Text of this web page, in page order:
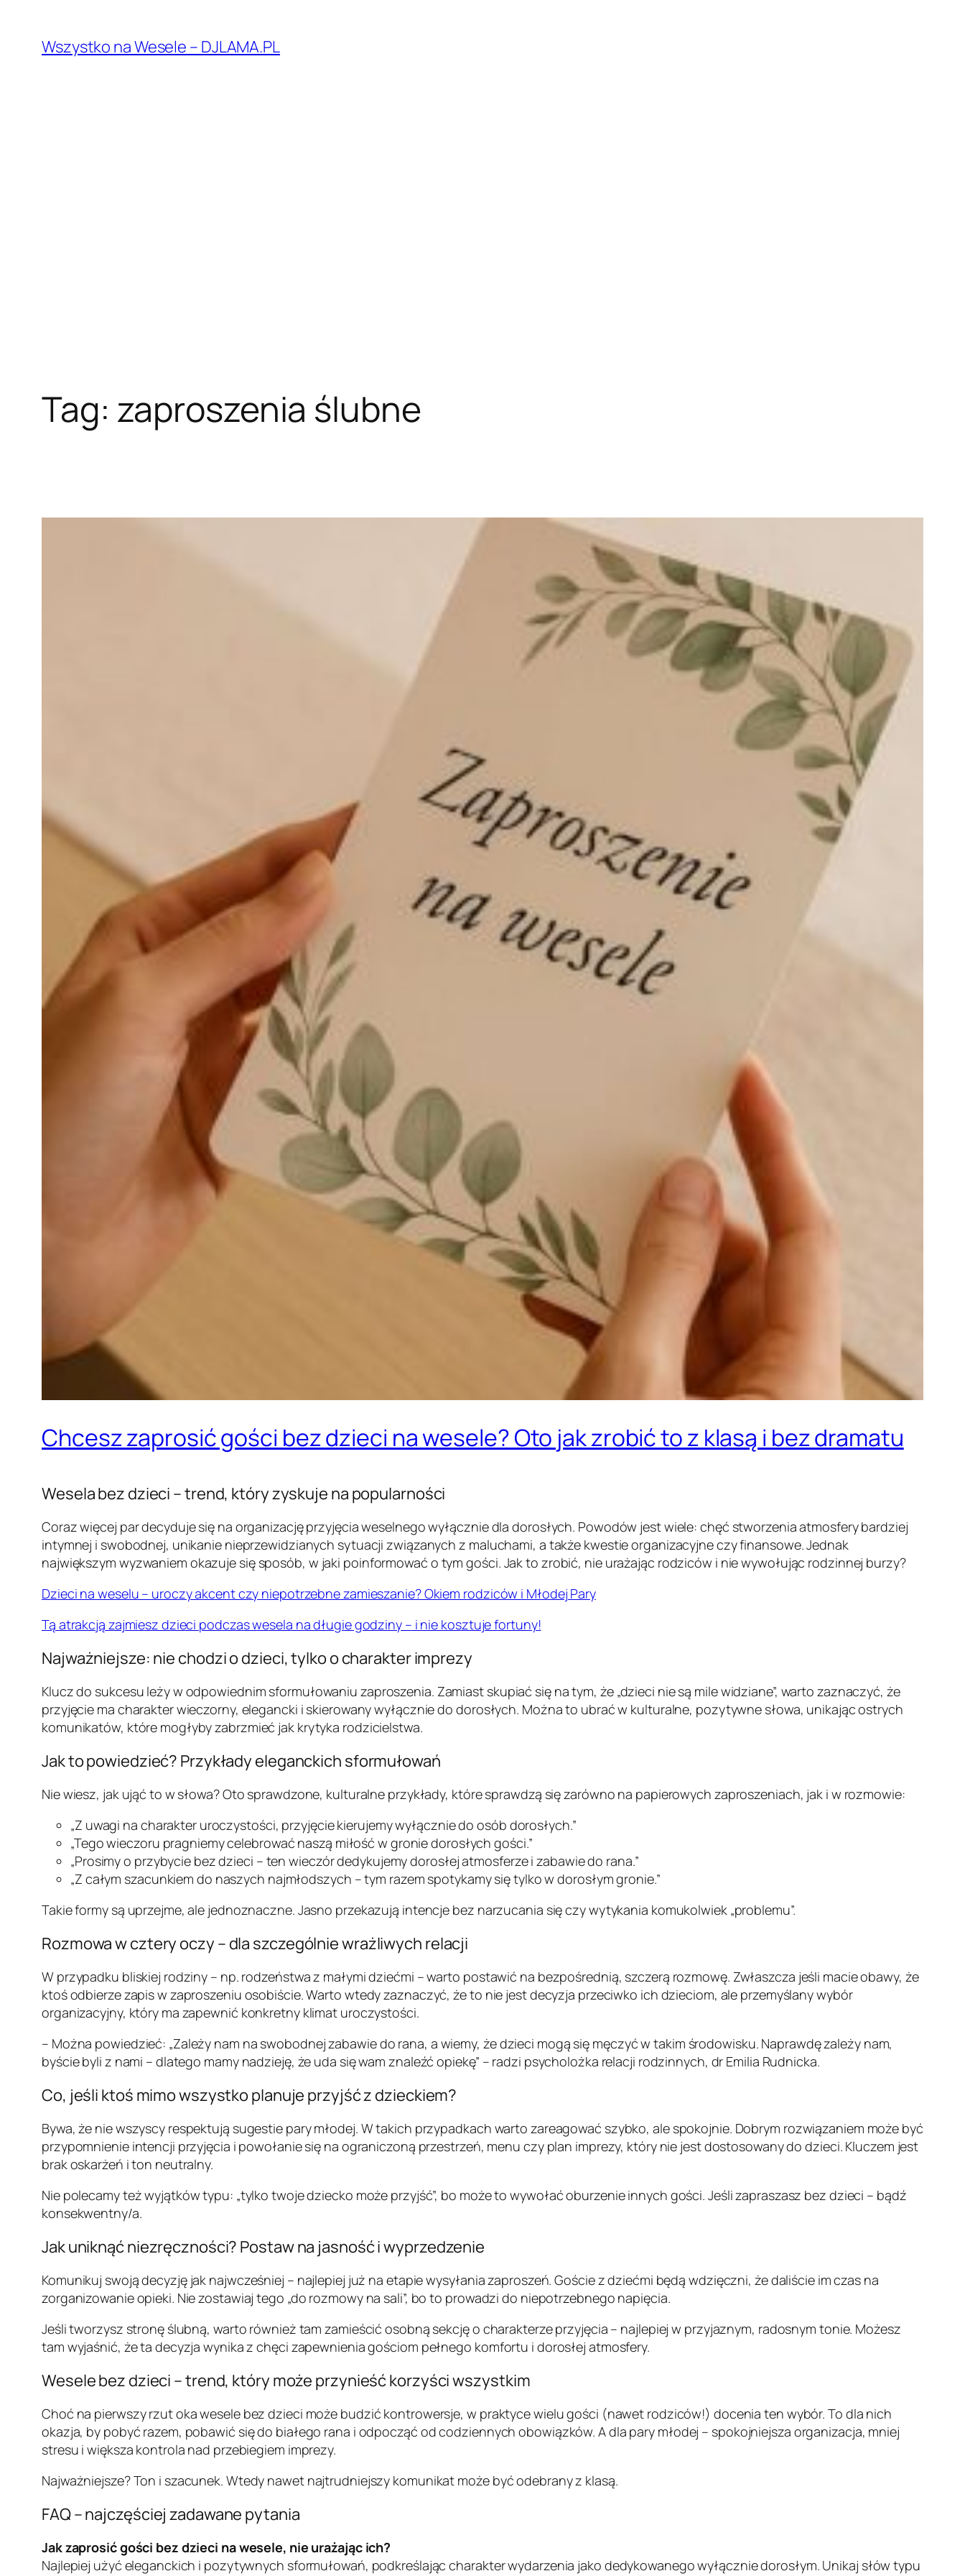
treści
Wszystko na Wesele – DJLAMA.PL
Tag: zaproszenia ślubne
Chcesz zaprosić gości bez dzieci na wesele? Oto jak zrobić to z klasą i bez dramatu
Wesela bez dzieci – trend, który zyskuje na popularności
Coraz więcej par decyduje się na organizację przyjęcia weselnego wyłącznie dla dorosłych. Powodów jest wiele: chęć stworzenia atmosfery bardziej
intymnej i swobodnej, unikanie nieprzewidzianych sytuacji związanych z maluchami, a także kwestie organizacyjne czy finansowe. Jednak
największym wyzwaniem okazuje się sposób, w jaki poinformować o tym gości. Jak to zrobić, nie urażając rodziców i nie wywołując rodzinnej burzy?
Dzieci na weselu – uroczy akcent czy niepotrzebne zamieszanie? Okiem rodziców i Młodej Pary
Tą atrakcją zajmiesz dzieci podczas wesela na długie godziny – i nie kosztuje fortuny!
Najważniejsze: nie chodzi o dzieci, tylko o charakter imprezy
Klucz do sukcesu leży w odpowiednim sformułowaniu zaproszenia. Zamiast skupiać się na tym, że „dzieci nie są mile widziane”, warto zaznaczyć, że
przyjęcie ma charakter wieczorny, elegancki i skierowany wyłącznie do dorosłych. Można to ubrać w kulturalne, pozytywne słowa, unikając ostrych
komunikatów, które mogłyby zabrzmieć jak krytyka rodzicielstwa.
Jak to powiedzieć? Przykłady eleganckich sformułowań
Nie wiesz, jak ująć to w słowa? Oto sprawdzone, kulturalne przykłady, które sprawdzą się zarówno na papierowych zaproszeniach, jak i w rozmowie:
„Z uwagi na charakter uroczystości, przyjęcie kierujemy wyłącznie do osób dorosłych.”
„Tego wieczoru pragniemy celebrować naszą miłość w gronie dorosłych gości.”
„Prosimy o przybycie bez dzieci – ten wieczór dedykujemy dorosłej atmosferze i zabawie do rana.”
„Z całym szacunkiem do naszych najmłodszych – tym razem spotykamy się tylko w dorosłym gronie.”
Takie formy są uprzejme, ale jednoznaczne. Jasno przekazują intencje bez narzucania się czy wytykania komukolwiek „problemu”.
Rozmowa w cztery oczy – dla szczególnie wrażliwych relacji
W przypadku bliskiej rodziny – np. rodzeństwa z małymi dziećmi – warto postawić na bezpośrednią, szczerą rozmowę. Zwłaszcza jeśli macie obawy, że
ktoś odbierze zapis w zaproszeniu osobiście. Warto wtedy zaznaczyć, że to nie jest decyzja przeciwko ich dzieciom, ale przemyślany wybór
organizacyjny, który ma zapewnić konkretny klimat uroczystości.
– Można powiedzieć: „Zależy nam na swobodnej zabawie do rana, a wiemy, że dzieci mogą się męczyć w takim środowisku. Naprawdę zależy nam,
byście byli z nami – dlatego mamy nadzieję, że uda się wam znaleźć opiekę” – radzi psycholożka relacji rodzinnych, dr Emilia Rudnicka.
Co, jeśli ktoś mimo wszystko planuje przyjść z dzieckiem?
Bywa, że nie wszyscy respektują sugestie pary młodej. W takich przypadkach warto zareagować szybko, ale spokojnie. Dobrym rozwiązaniem może być
przypomnienie intencji przyjęcia i powołanie się na ograniczoną przestrzeń, menu czy plan imprezy, który nie jest dostosowany do dzieci. Kluczem jest
brak oskarżeń i ton neutralny.
Nie polecamy też wyjątków typu: „tylko twoje dziecko może przyjść”, bo może to wywołać oburzenie innych gości. Jeśli zapraszasz bez dzieci – bądź
konsekwentny/a.
Jak uniknąć niezręczności? Postaw na jasność i wyprzedzenie
Komunikuj swoją decyzję jak najwcześniej – najlepiej już na etapie wysyłania zaproszeń. Goście z dziećmi będą wdzięczni, że daliście im czas na
zorganizowanie opieki. Nie zostawiaj tego „do rozmowy na sali”, bo to prowadzi do niepotrzebnego napięcia.
Jeśli tworzysz stronę ślubną, warto również tam zamieścić osobną sekcję o charakterze przyjęcia – najlepiej w przyjaznym, radosnym tonie. Możesz
tam wyjaśnić, że ta decyzja wynika z chęci zapewnienia gościom pełnego komfortu i dorosłej atmosfery.
Wesele bez dzieci – trend, który może przynieść korzyści wszystkim
Choć na pierwszy rzut oka wesele bez dzieci może budzić kontrowersje, w praktyce wielu gości (nawet rodziców!) docenia ten wybór. To dla nich
okazja, by pobyć razem, pobawić się do białego rana i odpocząć od codziennych obowiązków. A dla pary młodej – spokojniejsza organizacja, mniej
stresu i większa kontrola nad przebiegiem imprezy.
Najważniejsze? Ton i szacunek. Wtedy nawet najtrudniejszy komunikat może być odebrany z klasą.
FAQ – najczęściej zadawane pytania
Jak zaprosić gości bez dzieci na wesele, nie urażając ich?
Najlepiej użyć eleganckich i pozytywnych sformułowań, podkreślając charakter wydarzenia jako dedykowanego wyłącznie dorosłym. Unikaj słów typu